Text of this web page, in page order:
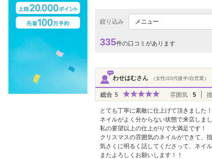
絞り込み メニュー
335件の口コミがあります
わせはむさん （女性/20代後半/自営業）
総合 5 雰囲気 5
とても丁寧に素敵に仕上げて頂きました！
ネイルがよく分からない状態で来店しま
私の要望以上の仕上がりで大満足です！
クリスマスの雰囲気のネイルができて、
気さくに明るく話してくださって、ネイ
またよろしくお願いします！！